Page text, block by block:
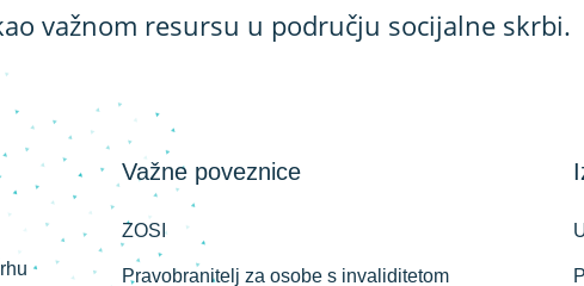
važnom resursu u području socijalne skrbi.
Važne poveznice
ZOSI
Pravobranitelj za osobe s invaliditetom